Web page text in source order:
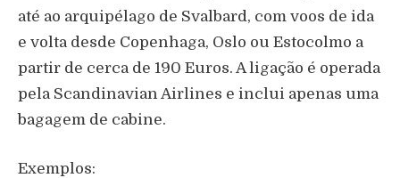
até ao arquipélago de Svalbard, com voos de ida
e volta desde Copenhaga, Oslo ou Estocolmo a
partir de cerca de 190 Euros. A ligação é operada
pela Scandinavian Airlines e inclui apenas uma
bagagem de cabine.
Exemplos: